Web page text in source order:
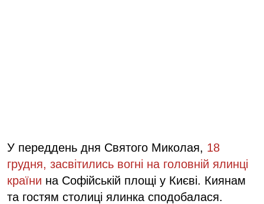
У переддень дня Святого Миколая, 18
грудня, засвітились вогні на головній ялинці
країни на Софійській площі у Києві. Киянам
та гостям столиці ялинка сподобалася.